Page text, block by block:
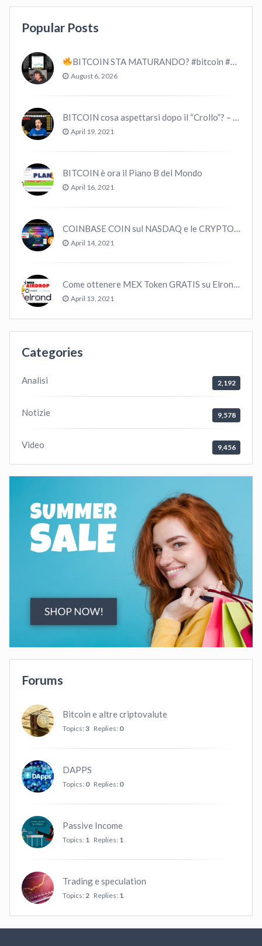
Popular Posts
BITCOIN STA MATURANDO? #bitcoin #crypto #trading
August 6, 2026
BITCOIN cosa aspettarsi dopo il “Crollo”? – CryptoMonday NEWS w16/’21
April 19, 2021
BITCOIN è ora il Piano B del Mondo
April 16, 2021
COINBASE COIN sul NASDAQ e le CRYPTO volano!
April 14, 2021
Come ottenere MEX Token GRATIS su Elrond ?
April 13, 2021
Categories
Analisi 2,192
Notizie 9,578
Video 9,456
Forums
Bitcoin e altre criptovalute
Topics: 3 Replies: 0
DAPPS
Topics: 0 Replies: 0
Passive Income
Topics: 1 Replies: 1
Trading e speculation
Topics: 2 Replies: 1